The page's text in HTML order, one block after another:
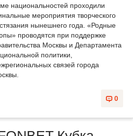
национальностей проходили
мероприятия творческого
нынешнего года. «Родные
проводятся при поддержке
Москвы и Департамента
политики,
связей города
0